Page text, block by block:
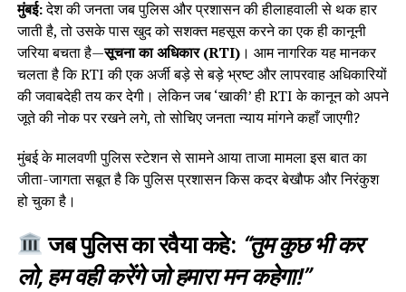
मुंबई:देश की जनता जब पुलिस और प्रशासन की हीलाहवाली से थक हार
जाती है, तो उसके पास खुद को सशक्त महसूस करने का एक ही कानूनी
जरिया बचता है—सूचना का अधिकार (RTI)। आम नागरिक यह मानकर
चलता है कि RTI की एक अर्जी बड़े से बड़े भ्रष्ट और लापरवाह अधिकारियों
की जवाबदेही तय कर देगी। लेकिन जब ‘खाकी’ ही RTI के कानून को अपने
जूते की नोक पर रखने लगे, तो सोचिए जनता न्याय मांगने कहाँ जाएगी?
मुंबई के मालवणी पुलिस स्टेशन से सामने आया ताजा मामला इस बात का
जीता-जागता सबूत है कि पुलिस प्रशासन किस कदर बेखौफ और निरंकुश
हो चुका है।
जब पुलिस का रवैया कहे: “तुम कुछ भी कर
लो, हम वही करेंगे जो हमारा मन कहेगा!”